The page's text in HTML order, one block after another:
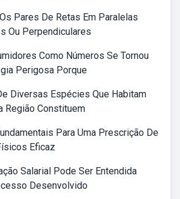
Pares De Retas Em Paralelas
Ou Perpendiculares
Como Números Se Tornou
Perigosa Porque
Diversas Espécies Que Habitam
Região Constituem
Para Uma Prescrição De
Eficaz
Salarial Pode Ser Entendida
Desenvolvido